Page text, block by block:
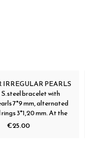
IRREGULAR PEARLS
bracelet with
7*9 mm, alternated
3*1,20 mm. At the
€25.00